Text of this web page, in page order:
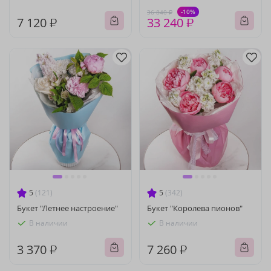
7 120 ₽
36 840 ₽ -10%
33 240 ₽
5 (121)
Букет "Летнее настроение"
В наличии
3 370 ₽
5 (342)
Букет "Королева пионов"
В наличии
7 260 ₽